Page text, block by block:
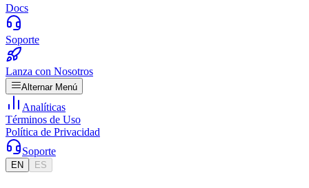
Docs
Soporte
Lanza con Nosotros
Alternar Menú
Analíticas
Términos de Uso
Política de Privacidad
Soporte
EN ES